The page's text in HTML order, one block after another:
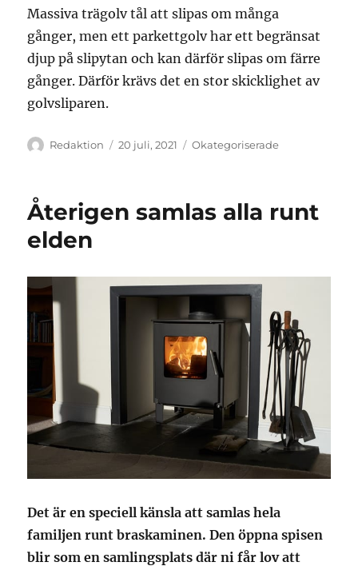
Massiva trägolv tål att slipas om många
gånger, men ett parkettgolv har ett begränsat
djup på slipytan och kan därför slipas om färre
gånger. Därför krävs det en stor skicklighet av
golvsliparen.
Författare
Redaktion
Publicerat
20 juli, 2021 Kategorier
Okategoriserade
Återigen samlas alla runt
elden
Det är en speciell känsla att samlas hela
familjen runt braskaminen. Den öppna spisen
blir som en samlingsplats där ni får lov att